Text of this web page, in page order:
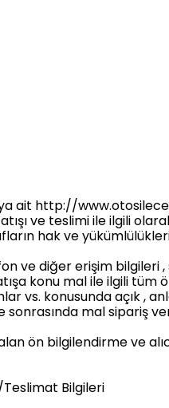
ait http://
ve teslimi ile ilgili
hak ve
ve diğer erişim
konu mal ile ilgili tüm
vs. konusunda açık ,
mal sipariş
ön bilgilendirme ve
Bilgileri